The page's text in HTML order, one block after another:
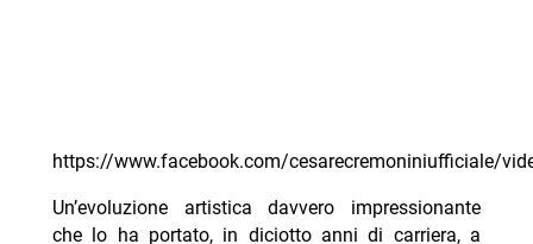
https://www.facebook.com/cesarecremoniniufficiale/
Un’evoluzione artistica davvero impressionante
che lo ha portato, in diciotto anni di carriera, a